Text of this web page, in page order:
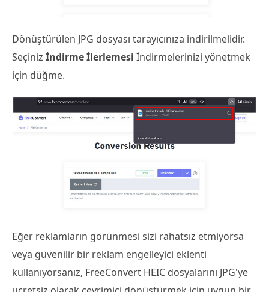
Dönüştürülen JPG dosyası tarayıcınıza indirilmelidir.
Seçiniz İndirme İlerlemesi İndirmelerinizi yönetmek
için düğme.
Eğer reklamların görünmesi sizi rahatsız etmiyorsa
veya güvenilir bir reklam engelleyici eklenti
kullanıyorsanız, FreeConvert HEIC dosyalarını JPG'ye